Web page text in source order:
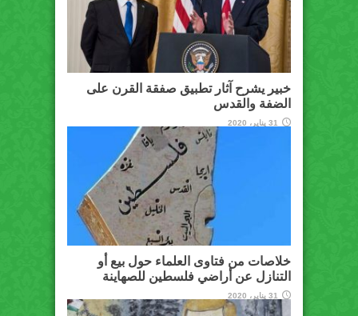
خبير يشرح آثار تطبيق صفقة القرن على
الضفة والقدس
31 يناير، 2020
خلاصات من فتاوى العلماء حول بيع أو
التنازل عن أراضي فلسطين للصهاينة
31 يناير، 2020